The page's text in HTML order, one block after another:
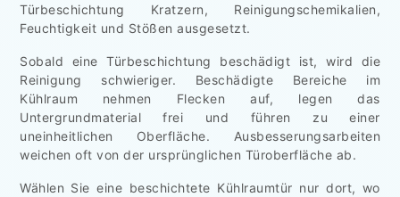
Türbeschichtung Kratzern, Reinigungschemikalien,
Feuchtigkeit und Stößen ausgesetzt.
Sobald eine Türbeschichtung beschädigt ist, wird die
Reinigung schwieriger. Beschädigte Bereiche im
Kühlraum nehmen Flecken auf, legen das
Untergrundmaterial frei und führen zu einer
uneinheitlichen Oberfläche. Ausbesserungsarbeiten
weichen oft von der ursprünglichen Türoberfläche ab.
Wählen Sie eine beschichtete Kühlraumtür nur dort, wo